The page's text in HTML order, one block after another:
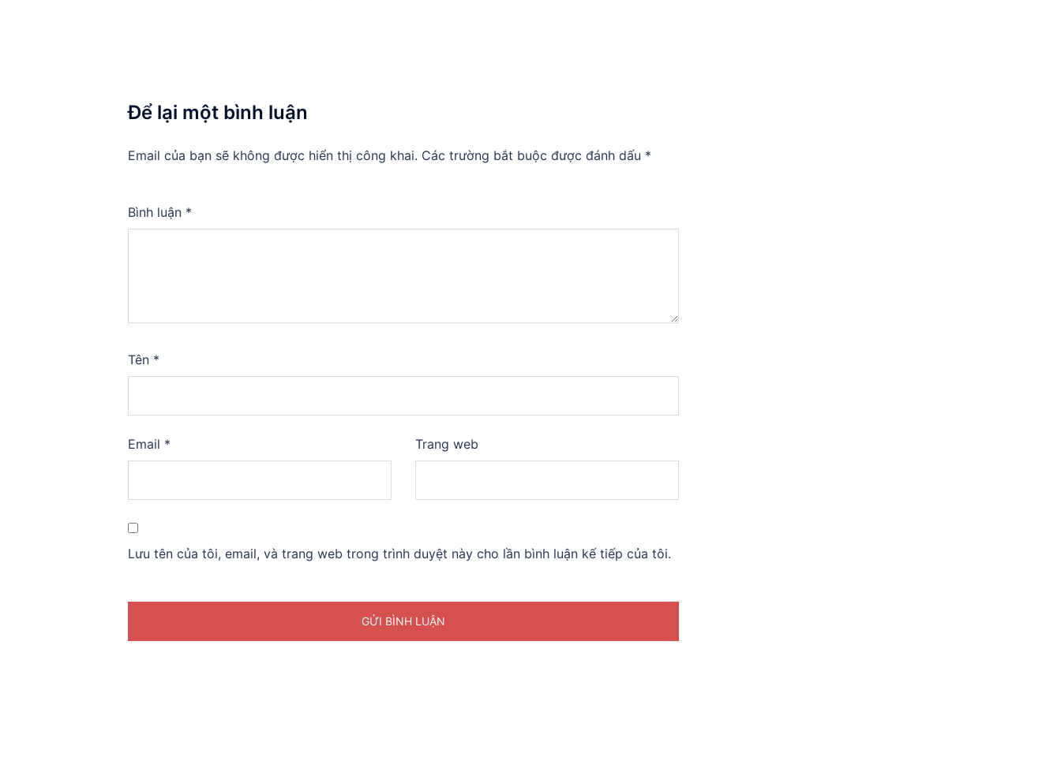
Để lại một bình luận
Email của bạn sẽ không được hiển thị công khai. Các trường bắt buộc được đánh dấu *
Bình luận *
Tên *
Email * Trang web
Lưu tên của tôi, email, và trang web trong trình duyệt này cho lần bình luận kế tiếp của tôi.